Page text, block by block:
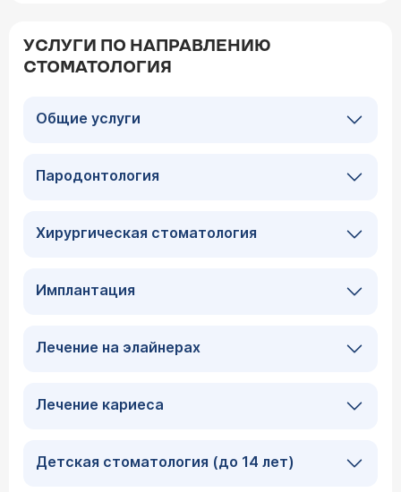
УСЛУГИ ПО НАПРАВЛЕНИЮ
СТОМАТОЛОГИЯ
Общие услуги
Пародонтология
Хирургическая стоматология
Имплантация
Лечение на элайнерах
Лечение кариеса
Детская стоматология (до 14 лет)